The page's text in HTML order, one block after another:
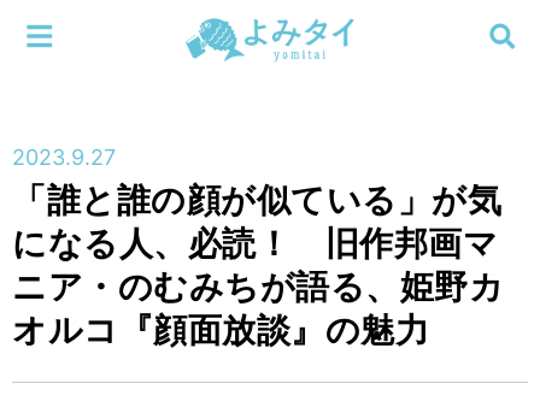
連載
新刊
特集
検索する
メニューを閉じる
2023.9.27
「誰と誰の顔が似ている」が気
になる人、必読！ 旧作邦画マ
ニア・のむみちが語る、姫野カ
オルコ『顔面放談』の魅力